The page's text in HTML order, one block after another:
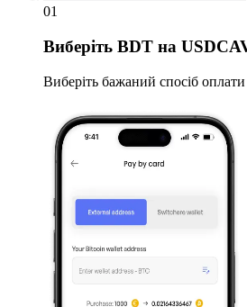
01
Виберіть BDT на
Виберіть бажаний спосіб оплати